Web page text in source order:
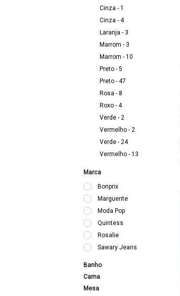
Cinza - 1
Cinza - 4
Laranja - 3
Marrom - 3
Marrom - 10
Preto - 5
Preto - 47
Rosa - 8
Roxo - 4
Verde - 2
Vermelho - 2
Verde - 24
Vermelho - 13
Marca
Bonprix
Marguerite
Moda Pop
Quintess
Rosalie
Sawary Jeans
Banho
Cama
Mesa